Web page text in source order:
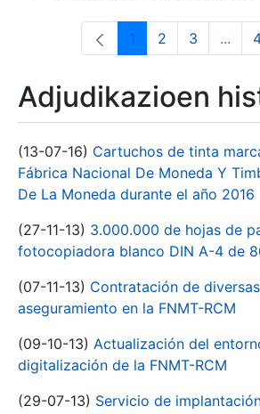
Orrialdea
1 Orrialdea
2 Orrialdea
3 ...
Adjudikazioen
(13-07-16) Cartuchos de tinta
Fábrica Nacional De Moneda Y
De La Moneda durante el año 2016
(27-11-13) 3.000.000 de hojas de
fotocopiadora blanco DIN A-4 de
(07-11-13) Contratación de
aseguramiento en la FNMT-RCM
(09-10-13) Actualización del
digitalización de la FNMT-RCM
(29-07-13) Servicio de